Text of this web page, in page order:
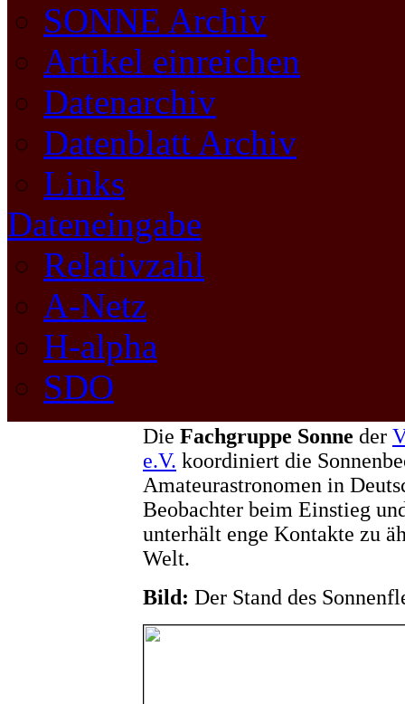
SONNE Archiv
Artikel einreichen
Datenarchiv
Datenblatt Archiv
Links
Dateneingabe
Relativzahl
A-Netz
H-alpha
SDO
Die Fachgruppe Sonne der
e.V. koordiniert die
Amateurastronomen in
Beobachter beim Einstieg
unterhält enge Kontakte zu
Welt.
Bild: Der Stand des